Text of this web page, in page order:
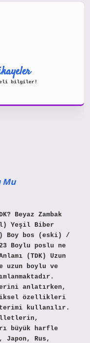
bilgiler!
Mu
Beyaz Zambak
Yeşil Biber
Boy bos (eski) /
Boylu poslu ne
(TDK) Uzun
uzun boylu ve
anlatırken,
özellikleri
terimi kullanılır.
büyük harfle
Rus,